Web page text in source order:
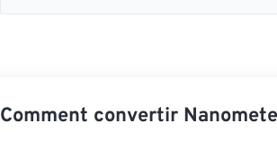
Comment convertir